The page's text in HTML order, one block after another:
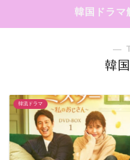
韓国ドラマ
―
韓
韓流ドラマ